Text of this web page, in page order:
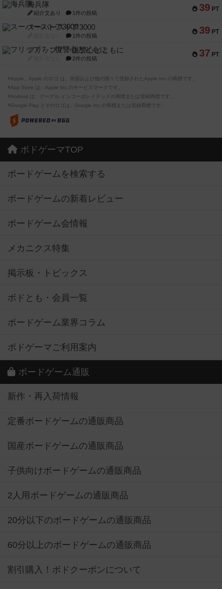
39 PT
海兵隊
紹介文あり 1件の投稿
39 PT
スーパーストア3000
1件の投稿
37 PT
フリップ７：復讐心とともに
2件の投稿
※Apple、Apple のロゴ は、米国および他の国々で登録されたApple Inc.の商標です。
※App Store は、Apple Inc.のサービスマークです。
※Android は、グーグル インコーポレイテッドの商標または登録商標です。
※Google Play とそのロゴは、Google Inc.の商標または登録商標です。
ボドゲーマTOP
ボードゲームを検索する
ボードゲームの新着レビュー
ボードゲーム会情報
メカニクス特集
掲示板・トピックス
ボドとも・会員一覧
ボードゲーム業界コラム
ボドゲーマご利用案内
ボードゲーム通販
新作・再入荷情報
定番ボードゲームの通販商品
国産ボードゲームの通販商品
子供向けボードゲームの通販商品
2人用ボードゲームの通販商品
20分以下のボードゲームの通販商品
60分以上のボードゲームの通販商品
割引購入！ボドクーポンについて